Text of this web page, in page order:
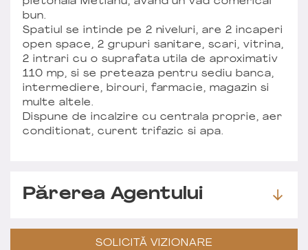
bun.
Spatiul se intinde pe 2 niveluri, are 2 incaperi
open space, 2 grupuri sanitare, scari, vitrina,
2 intrari cu o suprafata utila de aproximativ
110 mp, si se preteaza pentru sediu banca,
intermediere, birouri, farmacie, magazin si
multe altele.
Dispune de incalzire cu centrala proprie, aer
conditionat, curent trifazic si apa.
Părerea Agentului
SOLICITĂ VIZIONARE